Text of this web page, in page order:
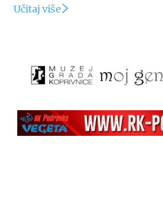
Učitaj više